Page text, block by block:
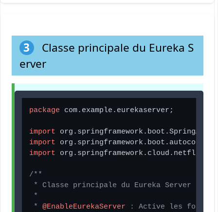
3
Classe principale du Eureka S
erver
package com.example.eurekaserver;
import
import
import
/**
* Classe principale du Eureka Server
*
* @EnableEurekaServer : Active les